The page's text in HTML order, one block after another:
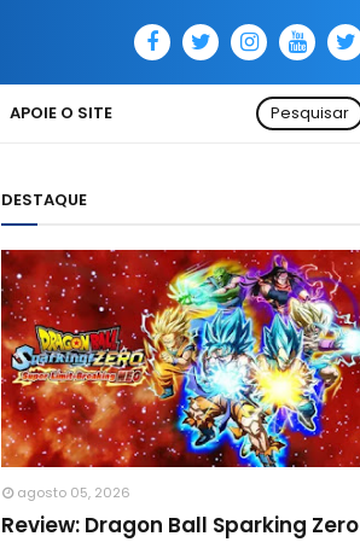
APOIE O SITE Pesquisar
DESTAQUE
agosto 05, 2026
Review: Dragon Ball Sparking Zero